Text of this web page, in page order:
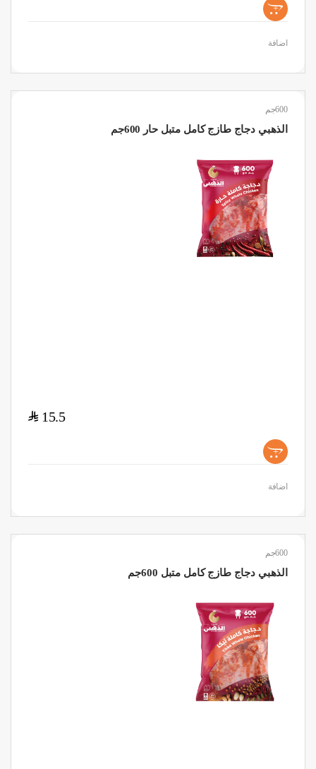
+
اضافة
600جم
الذهبي دجاج طازج كامل متبل حار 600جم
15.5
$
+
اضافة
600جم
الذهبي دجاج طازج كامل متبل 600جم